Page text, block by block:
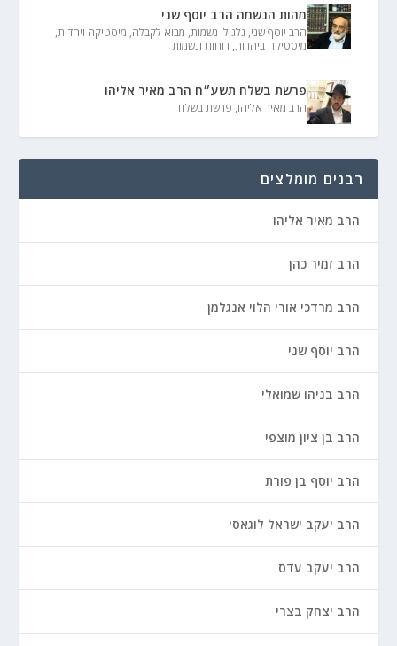
מהות הנשמה הרב יוסף שני
הרב יוסף שני, גלגולי נשמות, מבוא לקבלה, מיסטיקה ויהדות,
מיסטיקה ביהדות, רוחות ונשמות
פרשת בשלח תשע״ח הרב מאיר אליהו
הרב מאיר אליהו, פרשת בשלח
רבנים מומלצים
הרב מאיר אליהו
הרב זמיר כהן
הרב מרדכי אורי הלוי אנגלמן
הרב יוסף שני
הרב בניהו שמואלי
הרב בן ציון מוצפי
הרב יוסף בן פורת
הרב יעקב ישראל לוגאסי
הרב יעקב עדס
הרב יצחק בצרי